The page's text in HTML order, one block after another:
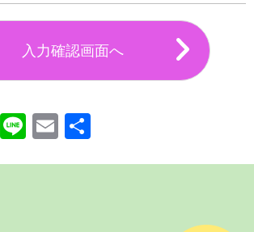
講習、認定教育を実施するため。 当教習
、講習、認定教育に関する内容の宣伝、サ
らせするため。 当教習所が行う、各種イ
め。 顧客満足度の向上を図ることを目的
HatenaLine Email